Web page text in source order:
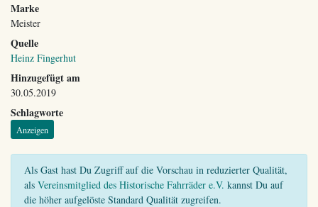
Marke
Meister
Quelle
Heinz Fingerhut
Hinzugefügt am
30.05.2019
Schlagworte
Anzeigen
Als Gast hast Du Zugriff auf die Vorschau in reduzierter Qualität,
als Vereinsmitglied des Historische Fahrräder e.V. kannst Du auf
die höher aufgelöste Standard Qualität zugreifen.